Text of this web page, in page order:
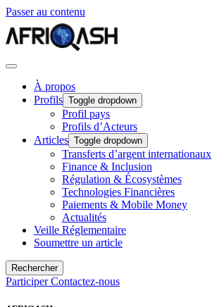
Passer au contenu
À propos
Profils Toggle dropdown
Profil pays
Profils d’Acteurs
Articles Toggle dropdown
Transferts d’argent internationaux
Finance & Inclusion
Régulation & Écosystèmes
Technologies Financières
Paiements & Mobile Money
Actualités
Veille Réglementaire
Soumettre un article
Rechercher
ParticiperContactez-nous